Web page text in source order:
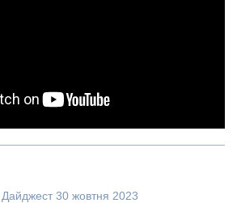
30 жовтня 2023